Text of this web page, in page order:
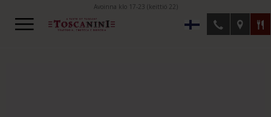
Avoinna klo 17-23 (keittiö 22)